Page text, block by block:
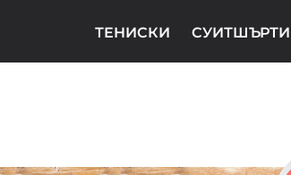
ТЕНИСКИ СУИТШЪРТИ